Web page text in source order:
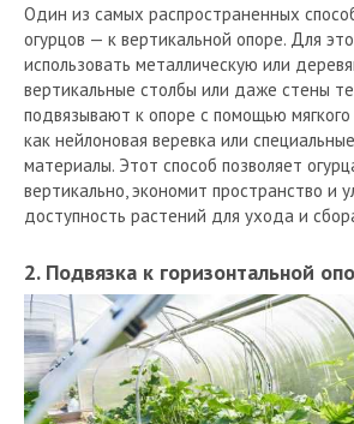
Один из самых распространенных
огурцов — к вертикальной опоре. Для
использовать металлическую или
вертикальные столбы или даже стены
подвязывают к опоре с помощью мягкого
как нейлоновая веревка или
материалы. Этот способ позволяет
вертикально, экономит пространство и
доступность растений для ухода и
2. Подвязка к горизонтальной